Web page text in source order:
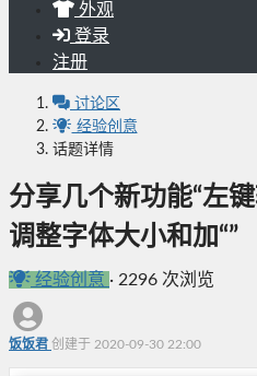
外观
登录
注册
讨论区
经验创意
话题详情
分享几个新功能“左
调整字体大小和加“”
经验创意 · 2296 次浏览
饭饭君 创建于 2020-09-30 22:00